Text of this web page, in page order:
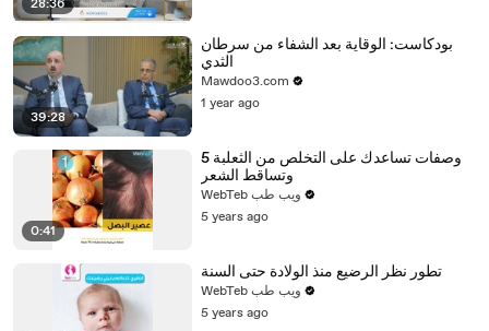
28:36
39:28
بودكاست: الوقاية بعد الشفاء من سرطان
الثدي
Mawdoo3.com
1 year ago
0:41
5 وصفات تساعدك على التخلص من الثعلبة
وتساقط الشعر
WebTeb ويب طب
5 years ago
تطور نظر الرضيع منذ الولادة حتى السنة
WebTeb ويب طب
5 years ago